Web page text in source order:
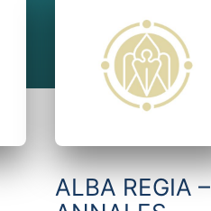
ALBA REGIA –